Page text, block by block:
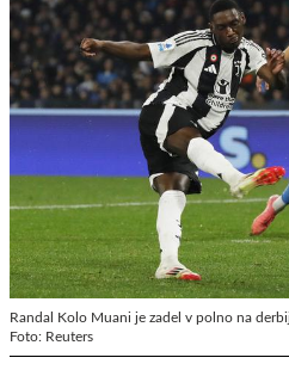
Randal Kolo Muani je zadel v polno na
Foto: Reuters